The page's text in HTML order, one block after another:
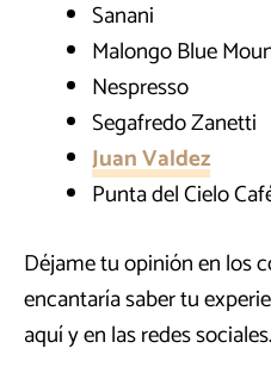
Sanani
Malongo Blue
Nespresso
Segafredo Zanetti
Juan Valdez
Punta del Cielo
Déjame tu opinión en los
encantaría saber tu
aquí y en las redes sociales.